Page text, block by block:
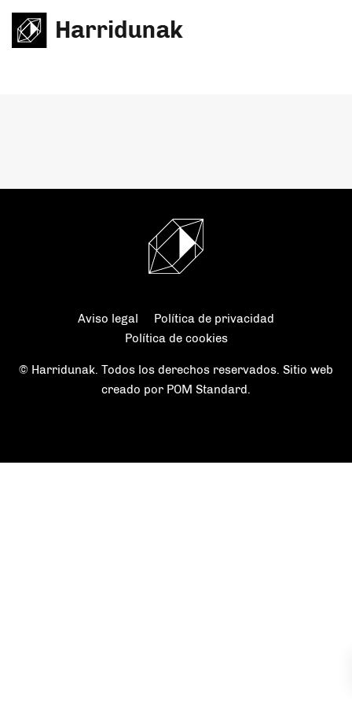
Aviso legal
Política de privacidad
Política de cookies
© Harridunak. Todos los derechos reservados. Sitio web
creado por POM Standard.